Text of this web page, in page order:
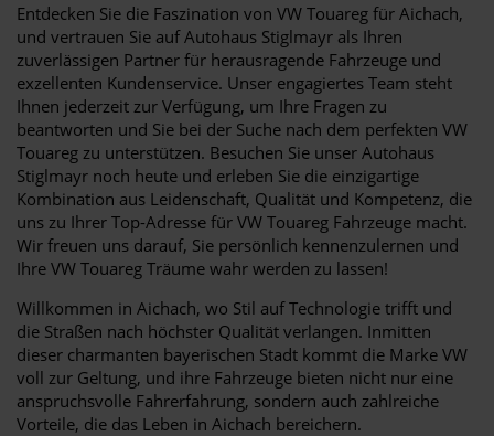
Entdecken Sie die Faszination von VW Touareg für Aichach,
und vertrauen Sie auf Autohaus Stiglmayr als Ihren
zuverlässigen Partner für herausragende Fahrzeuge und
exzellenten Kundenservice. Unser engagiertes Team steht
Ihnen jederzeit zur Verfügung, um Ihre Fragen zu
beantworten und Sie bei der Suche nach dem perfekten VW
Touareg zu unterstützen. Besuchen Sie unser Autohaus
Stiglmayr noch heute und erleben Sie die einzigartige
Kombination aus Leidenschaft, Qualität und Kompetenz, die
uns zu Ihrer Top-Adresse für VW Touareg Fahrzeuge macht.
Wir freuen uns darauf, Sie persönlich kennenzulernen und
Ihre VW Touareg Träume wahr werden zu lassen!
Willkommen in Aichach, wo Stil auf Technologie trifft und
die Straßen nach höchster Qualität verlangen. Inmitten
dieser charmanten bayerischen Stadt kommt die Marke VW
voll zur Geltung, und ihre Fahrzeuge bieten nicht nur eine
anspruchsvolle Fahrerfahrung, sondern auch zahlreiche
Vorteile, die das Leben in Aichach bereichern.